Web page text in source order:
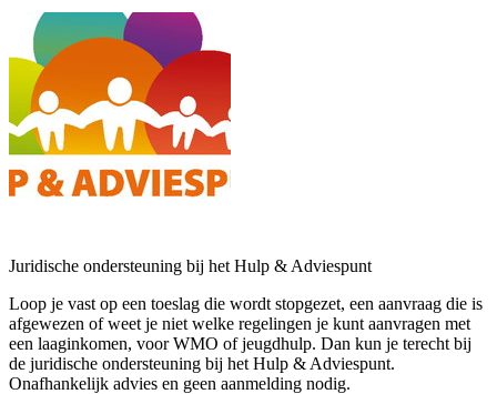
Juridische ondersteuning bij het Hulp & Adviespunt
Loop je vast op een toeslag die wordt stopgezet, een aanvraag die is
afgewezen of weet je niet welke regelingen je kunt aanvragen met
een laaginkomen, voor WMO of jeugdhulp. Dan kun je terecht bij
de juridische ondersteuning bij het Hulp & Adviespunt.
Onafhankelijk advies en geen aanmelding nodig.